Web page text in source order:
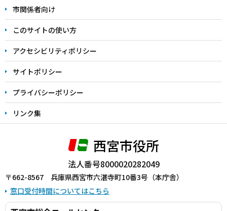
こ
ま
で
市関係者向け
このサイトの使い方
アクセシビリティポリシー
サイトポリシー
プライバシーポリシー
リンク集
西宮市役所
法人番号8000020282049
〒662-8567 兵庫県西宮市六湛寺町10番3号（本庁舎）
窓口受付時間についてはこちら